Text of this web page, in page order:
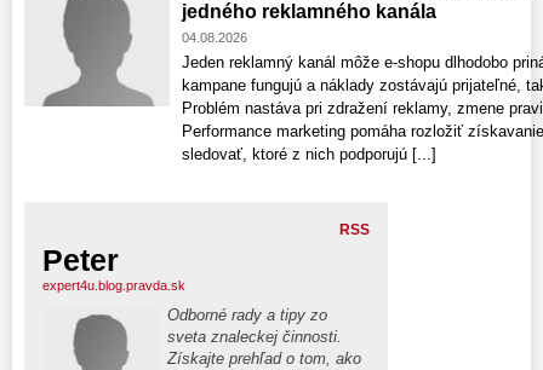
jedného reklamného kanála
04.08.2026
Jeden reklamný kanál môže e-shopu dlhodobo
kampane fungujú a náklady zostávajú prijateľné,
Problém nastáva pri zdražení reklamy, zmene
Performance marketing pomáha rozložiť
sledovať, ktoré z nich podporujú [...]
RSS
Peter
expert4u.blog.pravda.sk
Odborné rady a tipy zo
sveta znaleckej činnosti.
Získajte prehľad o tom, ako